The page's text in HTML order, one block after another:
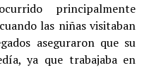
principalmente
las niñas visitaban
aseguraron que su
ya que trabajaba en